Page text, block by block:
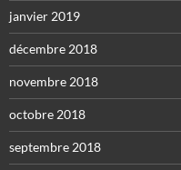
janvier 2019
décembre 2018
novembre 2018
octobre 2018
septembre 2018